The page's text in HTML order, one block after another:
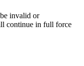
invalid or
continue in full force